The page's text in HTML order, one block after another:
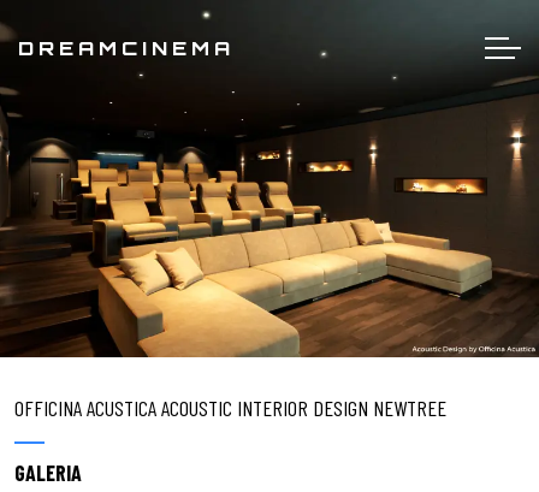
DREAMCINEMA
OFFICINA ACUSTICA ACOUSTIC INTERIOR DESIGN NEWTREE
GALERIA